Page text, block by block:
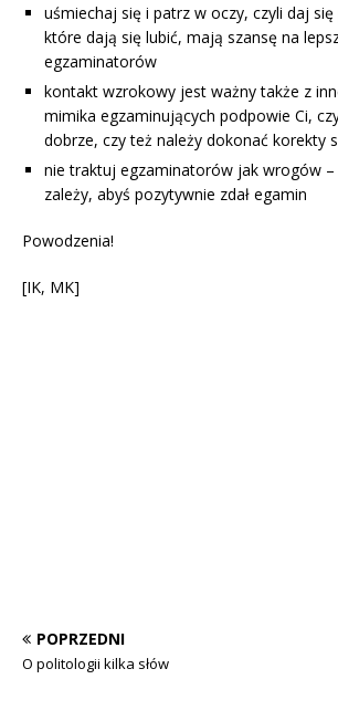
uśmiechaj się i patrz w oczy, czyli daj
które dają się lubić, mają szansę na
egzaminatorów
kontakt wzrokowy jest ważny także z
mimika egzaminujących podpowie Ci,
dobrze, czy też należy dokonać korekty
nie traktuj egzaminatorów jak wrogów
zależy, abyś pozytywnie zdał egamin
Powodzenia!
[IK, MK]
POPRZEDNI
O politologii kilka słów